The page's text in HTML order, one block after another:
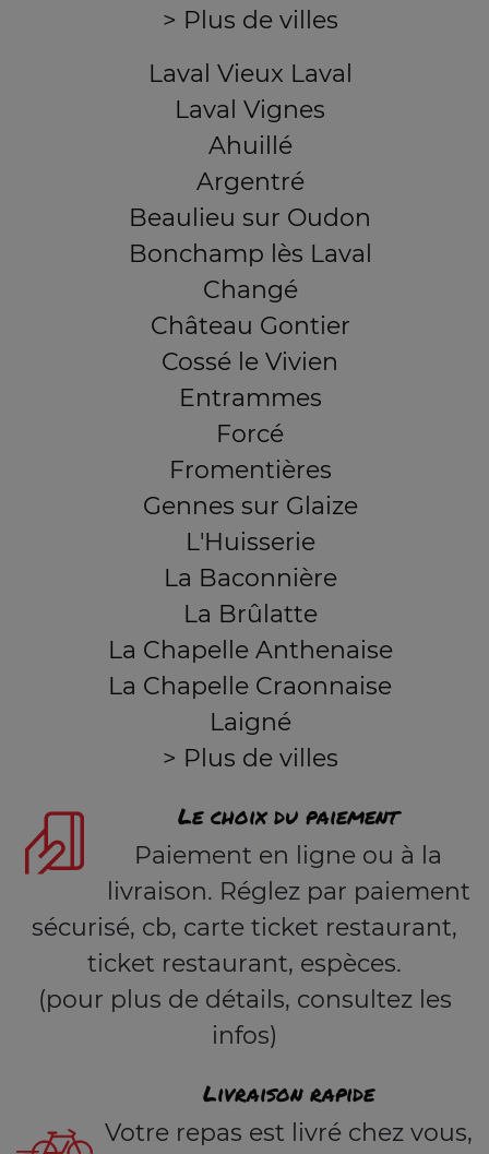
> Plus de villes
Laval Vieux Laval
Laval Vignes
Ahuillé
Argentré
Beaulieu sur Oudon
Bonchamp lès Laval
Changé
Château Gontier
Cossé le Vivien
Entrammes
Forcé
Fromentières
Gennes sur Glaize
L'Huisserie
La Baconnière
La Brûlatte
La Chapelle Anthenaise
La Chapelle Craonnaise
Laigné
> Plus de villes
Le choix du paiement
Paiement en ligne ou à la
livraison. Réglez par paiement
sécurisé, cb, carte ticket restaurant,
ticket restaurant, espèces.
(pour plus de détails, consultez les
infos)
Livraison rapide
Votre repas est livré chez vous,